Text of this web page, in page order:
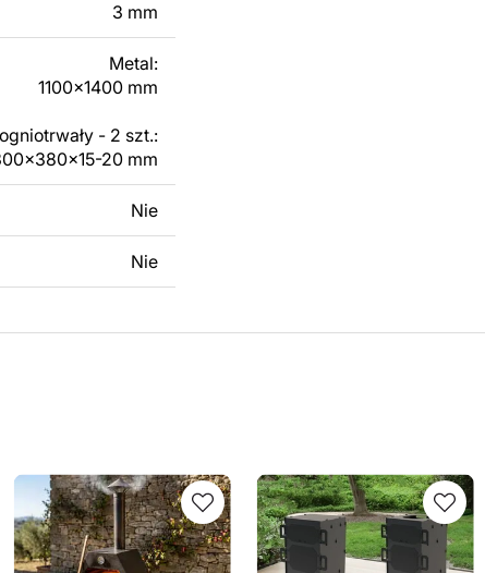
3 mm
Metal:
1100x1400 mm
- 2 szt.:
20 mm
Nie
Nie